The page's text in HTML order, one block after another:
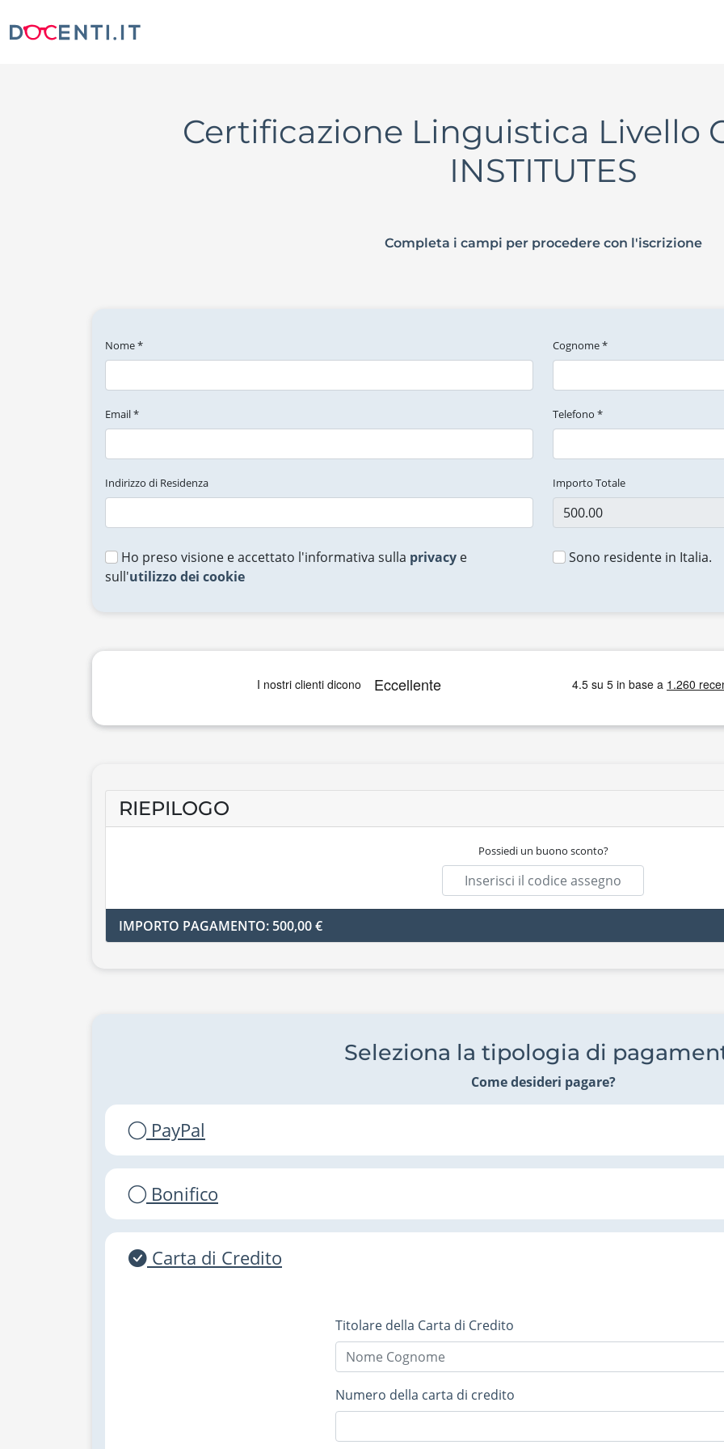
Certificazione Linguistica Livello
INSTITUTES
Completa i campi per procedere con l'iscrizione
Nome * Cognome *
Email * Telefono *
Indirizzo di Residenza Importo Totale
Ho preso visione e accettato l'informativa sulla privacy e
sull'utilizzo dei cookie
Sono residente in Italia.
RIEPILOGO
Possiedi un buono sconto?
IMPORTO PAGAMENTO: 500,00 €
Seleziona la tipologia di
Come desideri pagare?
PayPal
Bonifico
Carta di Credito
Titolare della Carta di Credito
Numero della carta di credito